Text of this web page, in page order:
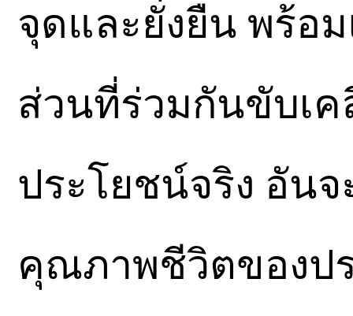
จุดและยั่งยืน พร้อ
ส่วนที่ร่วมกันขับเค
ประโยชน์จริง อัน
คุณภาพชีวิตของป